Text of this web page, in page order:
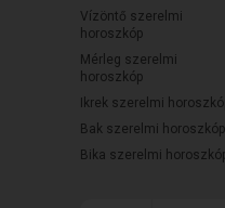
Vízöntő szerelmi
horoszkóp
Mérleg szerelmi
horoszkóp
Ikrek szerelmi
Bak szerelmi horoszkóp
Bika szerelmi